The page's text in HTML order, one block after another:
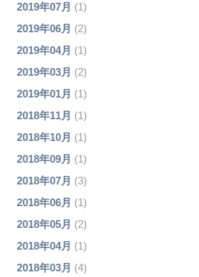
2019年07月 (1)
2019年06月 (2)
2019年04月 (1)
2019年03月 (2)
2019年01月 (1)
2018年11月 (1)
2018年10月 (1)
2018年09月 (1)
2018年07月 (3)
2018年06月 (1)
2018年05月 (2)
2018年04月 (1)
2018年03月 (4)